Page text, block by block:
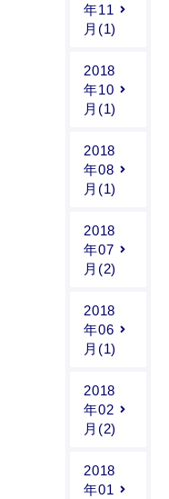
年11
月(1)
2018
年10
月(1)
2018
年08
月(1)
2018
年07
月(2)
2018
年06
月(1)
2018
年02
月(2)
2018
年01